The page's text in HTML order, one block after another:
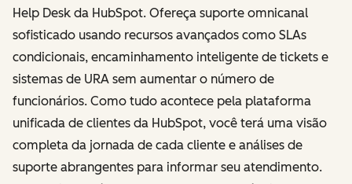
Help Desk da HubSpot. Ofereça suporte omnicanal
sofisticado usando recursos avançados como SLAs
condicionais, encaminhamento inteligente de tickets e
sistemas de URA sem aumentar o número de
funcionários. Como tudo acontece pela plataforma
unificada de clientes da HubSpot, você terá uma visão
completa da jornada de cada cliente e análises de
suporte abrangentes para informar seu atendimento.